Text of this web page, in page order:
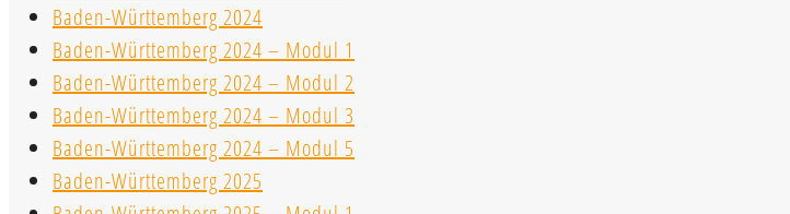
Baden-Württemberg 2024
Baden-Württemberg 2024 – Modul 1
Baden-Württemberg 2024 – Modul 2
Baden-Württemberg 2024 – Modul 3
Baden-Württemberg 2024 – Modul 5
Baden-Württemberg 2025